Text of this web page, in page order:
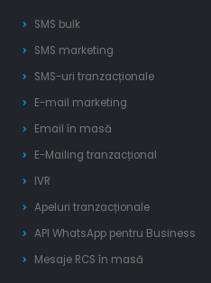
SMS bulk
SMS marketing
SMS-uri tranzacționale
E-mail marketing
Email în masă
E-Mailing tranzacțional
IVR
Apeluri tranzacționale
API WhatsApp pentru Business
Mesaje RCS în masă